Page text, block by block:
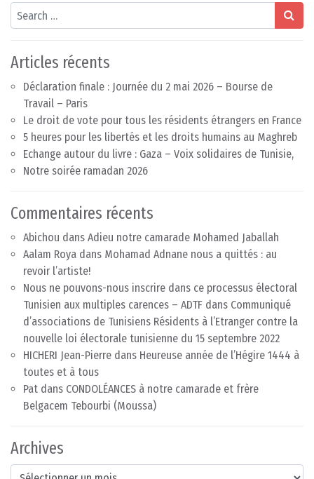
Search
Articles récents
Déclaration finale : Journée du 2 mai 2026 – Bourse de
Travail – Paris
Le droit de vote pour tous les résidents étrangers en France
5 heures pour les libertés et les droits humains au Maghreb
Echange autour du livre : Gaza – Voix solidaires de Tunisie,
Notre soirée ramadan 2026
Commentaires récents
Abichou dans Adieu notre camarade Mohamed Jaballah
Aalam Roya dans Mohamad Adnane nous a quittés : au
revoir l’artiste!
Nous ne pouvons-nous inscrire dans ce processus électoral
Tunisien aux multiples carences – ADTF dans Communiqué
d’associations de Tunisiens Résidents à l’Etranger contre la
nouvelle loi électorale tunisienne du 15 septembre 2022
HICHERI Jean-Pierre dans Heureuse année de l’Hégire 1444 à
toutes et à tous
Pat dans CONDOLÉANCES à notre camarade et frère
Belgacem Tebourbi (Moussa)
Archives
Archives